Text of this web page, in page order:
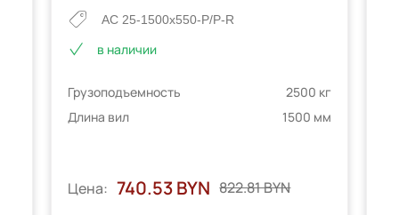
AC 25-1500x550-P/P-R
в наличии
Грузоподъемность
2500 кг
Длина вил
1500 мм
Цена: 740.53 BYN 822.81 BYN